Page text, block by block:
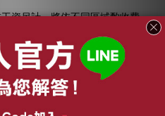
資另計，將依不同區域酌收費
，如需以其它方式(拆門..等)搬
樓以上無電梯需收取樓層費，
保有出貨與否之權利。